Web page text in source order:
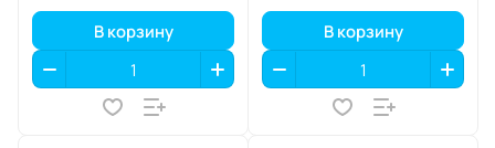
В корзину В корзину